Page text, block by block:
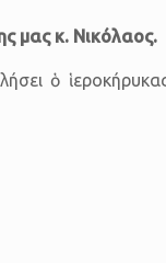
μας κ. Νικόλαος.
ὁ